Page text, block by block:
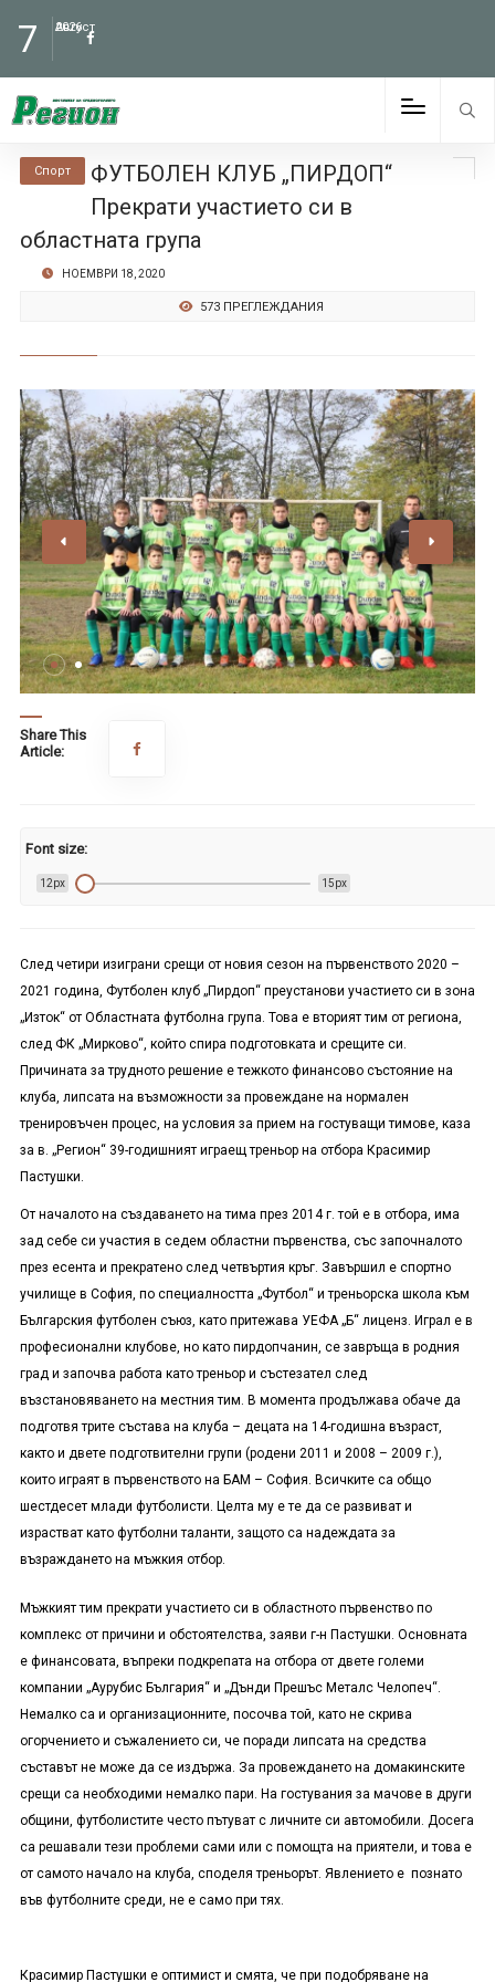
7 Август
2026
Спорт
ФУТБОЛЕН КЛУБ „ПИРДОП“
Прекрати участието си в
областната група
НОЕМВРИ 18, 2020
573 ПРЕГЛЕЖДАНИЯ
Share This
Article:
Font size:
12px 15px
След четири изиграни срещи от новия сезон на първенството 2020 –
2021 година, Футболен клуб „Пирдоп“ преустанови участието си в зона
„Изток“ от Областната футболна група. Това е вторият тим от региона,
след ФК „Мирково“, който спира подготовката и срещите си.
Причината за трудното решение е тежкото финансово състояние на
клуба, липсата на възможности за провеждане на нормален
тренировъчен процес, на условия за прием на гостуващи тимове, каза
за в. „Регион“ 39-годишният играещ треньор на отбора Красимир
Пастушки.
От началото на създаването на тима през 2014 г. той е в отбора, има
зад себе си участия в седем областни първенства, със започналото
през есента и прекратено след четвъртия кръг. Завършил е спортно
училище в София, по специалността „Футбол“ и треньорска школа към
Българския футболен съюз, като притежава УЕФА „Б“ лиценз. Играл е в
професионални клубове, но като пирдопчанин, се завръща в родния
град и започва работа като треньор и състезател след
възстановяването на местния тим. В момента продължава обаче да
подготвя трите състава на клуба – децата на 14-годишна възраст,
както и двете подготвителни групи (родени 2011 и 2008 – 2009 г.),
които играят в първенството на БАМ – София. Всичките са общо
шестдесет млади футболисти. Целта му е те да се развиват и
израстват като футболни таланти, защото са надеждата за
възраждането на мъжкия отбор.
Мъжкият тим прекрати участието си в областното първенство по
комплекс от причини и обстоятелства, заяви г-н Пастушки. Основната
е финансовата, въпреки подкрепата на отбора от двете големи
компании „Аурубис България“ и „Дънди Прешъс Металс Челопеч“.
Немалко са и организационните, посочва той, като не скрива
огорчението и съжалението си, че поради липсата на средства
съставът не може да се издържа. За провеждането на домакинските
срещи са необходими немалко пари. На гостувания за мачове в други
общини, футболистите често пътуват с личните си автомобили. Досега
са решавали тези проблеми сами или с помощта на приятели, и това е
от самото начало на клуба, споделя треньорът. Явлението е познато
във футболните среди, не е само при тях.
Красимир Пастушки е оптимист и смята, че при подобряване на